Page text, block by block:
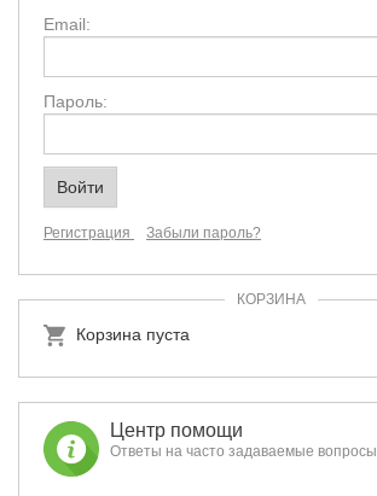
Email:
Пароль:
Регистрация Забыли пароль?
КОРЗИНА
Корзина пуста
Центр помощи
Ответы на часто задаваемые вопросы